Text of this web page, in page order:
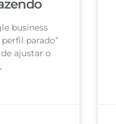
business
parado”
ajustar o